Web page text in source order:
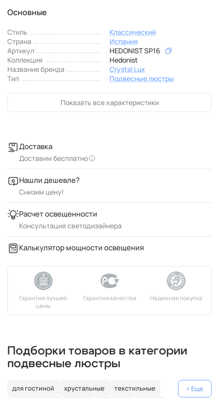
Основные
Стиль
Классический
Страна
Испания
Артикул
HEDONIST SP16
Коллекция
Hedonist
Название бренда
Crystal Lux
Тип
Подвесные люстры
Показать все характеристики
Доставка
Доставим бесплатно
Нашли дешевле?
Снизим цену!
Расчет освещенности
Консультация светодизайнера
Калькулятор мощности освещения
Подборки товаров в категории
подвесные люстры
для гостиной хрустальные
текстильные